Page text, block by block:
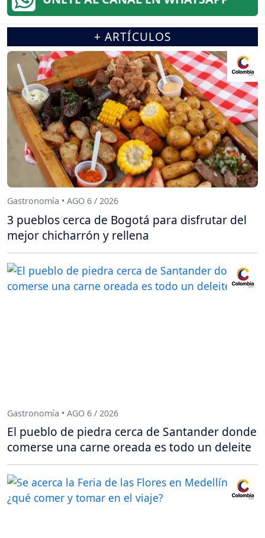
+ ARTÍCULOS
Gastronomía • AGO 6 / 2026
3 pueblos cerca de Bogotá para disfrutar del
mejor chicharrón y rellena
Gastronomía • AGO 6 / 2026
El pueblo de piedra cerca de Santander donde
comerse una carne oreada es todo un deleite